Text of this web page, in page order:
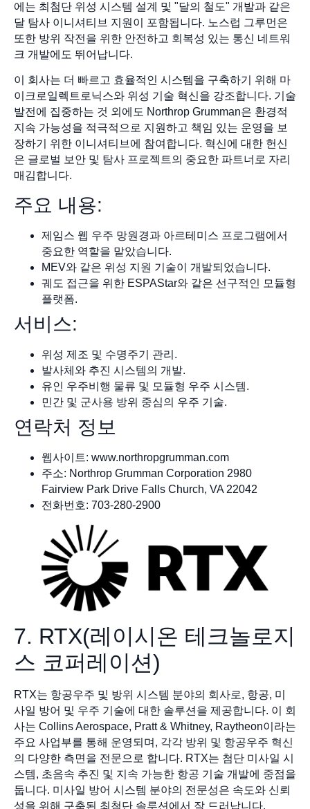
에는 최첨단 위성 시스템 설계 및 "달의 철도" 개발과 같은
달 탐사 이니셔티브 지원이 포함됩니다. 노스럽 그루먼은
또한 방위 작전을 위한 안전하고 회복성 있는 통신 네트워
크 개발에도 뛰어납니다.
이 회사는 더 빠르고 효율적인 시스템을 구축하기 위해 마
이크로일렉트로닉스와 위성 기술 혁신을 강조합니다. 기술
발전에 집중하는 것 외에도 Northrop Grumman은 환경적
지속 가능성을 적극적으로 지원하고 책임 있는 운영을 보
장하기 위한 이니셔티브에 참여합니다. 혁신에 대한 헌신
은 글로벌 보안 및 탐사 프로젝트의 중요한 파트너로 자리
매김합니다.
주요 내용:
제임스 웹 우주 망원경과 아르테미스 프로그램에서
중요한 역할을 맡았습니다.
MEV와 같은 위성 지원 기술이 개발되었습니다.
궤도 접근을 위한 ESPAStar와 같은 선구적인 모듈형
플랫폼.
서비스:
위성 제조 및 수명주기 관리.
발사체와 추진 시스템의 개발.
유인 우주비행 물류 및 모듈형 우주 시스템.
민간 및 군사용 방위 중심의 우주 기술.
연락처 정보
웹사이트: www.northropgrumman.com
주소: Northrop Grumman Corporation 2980
Fairview Park Drive Falls Church, VA 22042
전화번호: 703-280-2900
7. RTX(레이시온 테크놀로지
스 코퍼레이션)
RTX는 항공우주 및 방위 시스템 분야의 회사로, 항공, 미
사일 방어 및 우주 기술에 대한 솔루션을 제공합니다. 이 회
사는 Collins Aerospace, Pratt & Whitney, Raytheon이라는
주요 사업부를 통해 운영되며, 각각 방위 및 항공우주 혁신
의 다양한 측면을 전문으로 합니다. RTX는 첨단 미사일 시
스템, 초음속 추진 및 지속 가능한 항공 기술 개발에 중점을
둡니다. 미사일 방어 시스템 분야의 전문성은 속도와 신뢰
성을 위해 구축된 최첨단 솔루션에서 잘 드러납니다.